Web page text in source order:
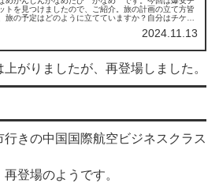
トを見つけましたので、ご紹介。旅の計画の立て方皆
旅の予定はどのように立てていますか？自分はチケッ
2024.11.13
がりましたが、再登場しました。
きの中国国際航空ビジネスクラス
登場のようです。